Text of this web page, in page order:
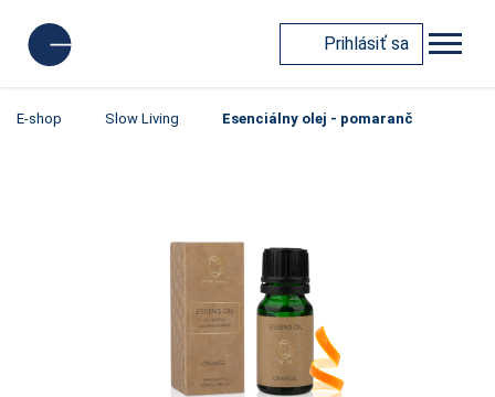
Prihlásiť sa
E-shop Slow Living Esenciálny olej - pomaranč